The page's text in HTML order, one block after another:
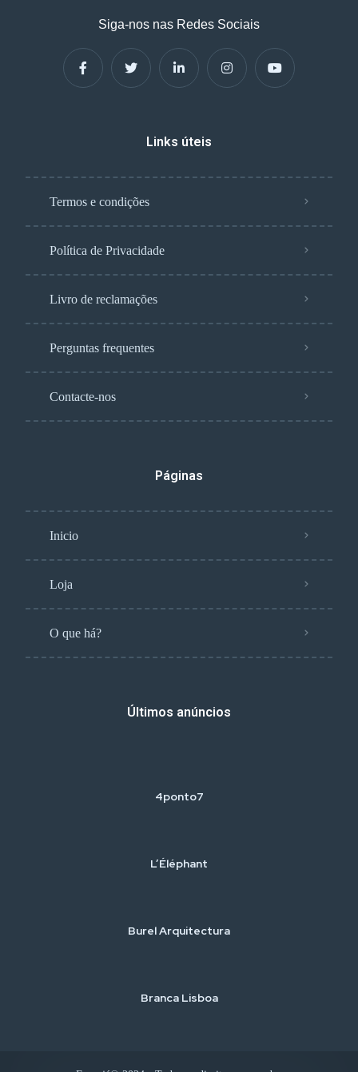
Siga-nos nas Redes Sociais
Links úteis
Termos e condições
Política de Privacidade
Livro de reclamações
Perguntas frequentes
Contacte-nos
Páginas
Inicio
Loja
O que há?
Últimos anúncios
4ponto7
L’Éléphant
Burel Arquitectura
Branca Lisboa